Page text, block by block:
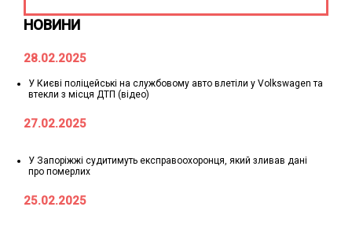
НОВИНИ
28.02.2025
У Києві поліцейські на службовому авто влетіли у Volkswagen та
втекли з місця ДТП (відео)
27.02.2025
У Запоріжжі судитимуть експравоохоронця, який зливав дані
про померлих
25.02.2025